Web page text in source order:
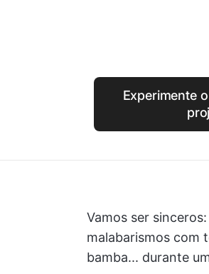
Experimente
Vamos ser
malabarismos com
bamba... durante